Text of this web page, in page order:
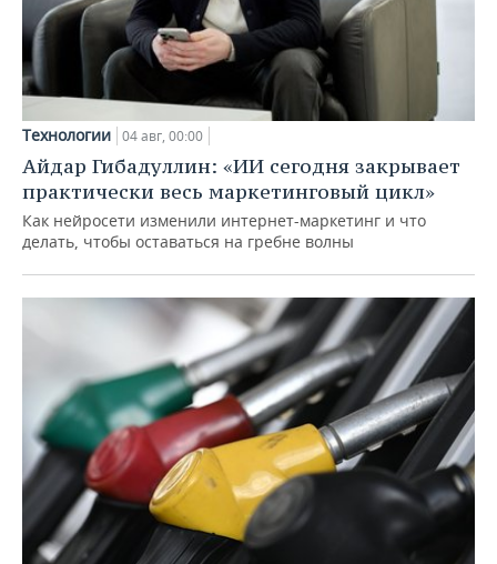
Технологии 04 авг, 00:00
Айдар Гибадуллин: «ИИ сегодня закрывает
практически весь маркетинговый цикл»
Как нейросети изменили интернет-маркетинг и что
делать, чтобы оставаться на гребне волны